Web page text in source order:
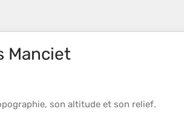
Manciet
, son altitude et son relief.